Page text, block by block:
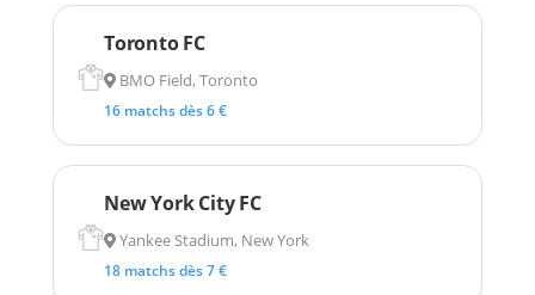
Toronto FC
BMO Field, Toronto
16 matchs dès 6 €
New York City FC
Yankee Stadium, New York
18 matchs dès 7 €